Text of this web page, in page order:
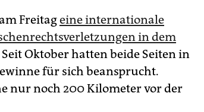
Freitageine internationale
in dem
Oktober hatten beide Seiten in
für sich beansprucht.
nur noch 200 Kilometer vor der